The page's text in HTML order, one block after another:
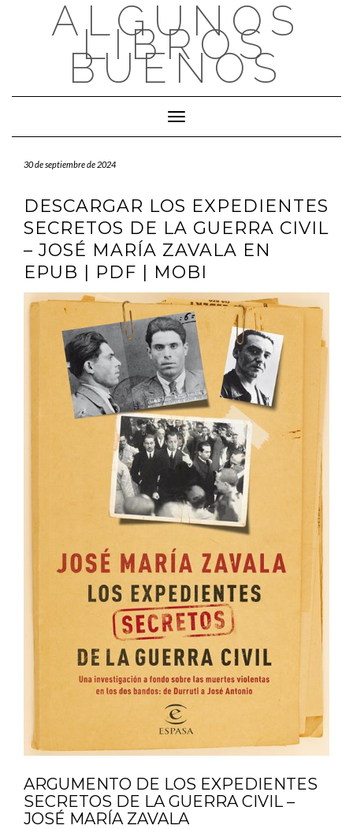
ALGUNOS
LIBROS
BUENOS
Cambiar modo de navegación
30 de septiembre de 2024
DESCARGAR LOS EXPEDIENTES
SECRETOS DE LA GUERRA CIVIL
– JOSÉ MARÍA ZAVALA EN
EPUB | PDF | MOBI
ARGUMENTO DE LOS EXPEDIENTES
SECRETOS DE LA GUERRA CIVIL –
JOSÉ MARÍA ZAVALA